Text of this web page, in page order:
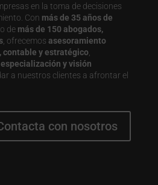
en la toma de decisiones
Con más de 35 años de
de más de 150 abogados,
, ofrecemos asesoramiento
contable y estratégico
y visión
a nuestros clientes a afrontar el
con nosotros